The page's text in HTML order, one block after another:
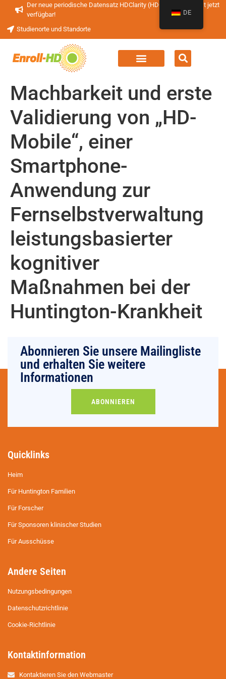
Der neue periodische Datensatz HDClarity (HDClarity-PDS4) ist jetzt
verfügbar!
Studienorte und Standorte
Machbarkeit und erste
Validierung von „HD-
Mobile“, einer
Smartphone-
Anwendung zur
Fernselbstverwaltung
leistungsbasierter
kognitiver
Maßnahmen bei der
Huntington-Krankheit
Abonnieren Sie unsere Mailingliste
und erhalten Sie weitere
Informationen
ABONNIEREN
Quicklinks
Heim
Für Huntington Familien
Für Forscher
Für Sponsoren klinischer Studien
Für Ausschüsse
Andere Seiten
Nutzungsbedingungen
Datenschutzrichtlinie
Cookie-Richtlinie
Kontaktinformation
Kontaktieren Sie den Webmaster
DE